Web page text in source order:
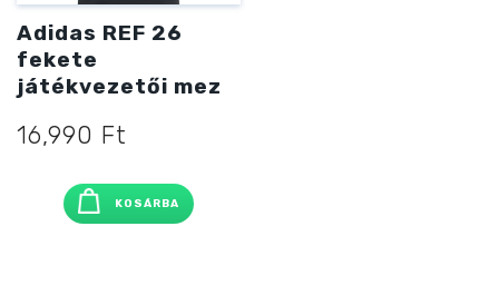
Adidas REF 26
fekete
játékvezetői mez
16,990 Ft
KOSÁRBA